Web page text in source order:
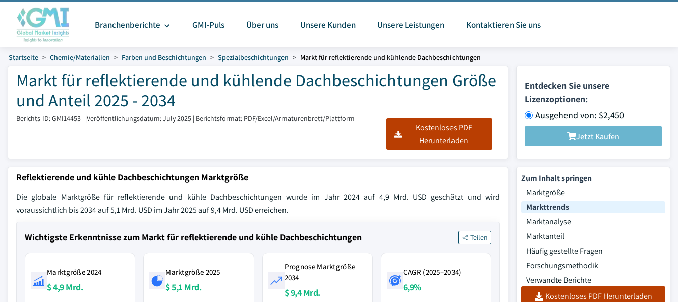
Branchenberichte GMI-Puls Über uns Unsere Kunden Unsere Leistungen Kontaktieren Sie uns
Startseite Chemie/Materialien Farben und Beschichtungen Spezialbeschichtungen Markt für reflektierende und kühlende Dachbeschichtungen
Markt für reflektierende und kühlende Dachbeschichtungen Größe
und Anteil 2025 - 2034
Berichts-ID: GMI14453 |Veröffentlichungsdatum: July 2025 | Berichtsformat: PDF/Excel/Armaturenbrett/Plattform
Kostenloses PDF
Herunterladen
Entdecken Sie unsere
Lizenzoptionen:
Ausgehend von: $2,450
Jetzt Kaufen
Reflektierende und kühle Dachbeschichtungen Marktgröße
Die globale Marktgröße für reflektierende und kühle Dachbeschichtungen wurde im Jahr 2024 auf 4,9 Mrd. USD geschätzt und wird
voraussichtlich bis 2034 auf 5,1 Mrd. USD im Jahr 2025 auf 9,4 Mrd. USD erreichen.
Wichtigste Erkenntnisse zum Markt für reflektierende und kühle Dachbeschichtungen Teilen
Marktgröße 2024
$ 4,9 Mrd.
Marktgröße 2025
$ 5,1 Mrd.
Prognose Marktgröße
2034
$ 9,4 Mrd.
CAGR (2025–2034)
6,9%
Zum Inhalt springen
Marktgröße
Markttrends
Marktanalyse
Marktanteil
Häufig gestellte Fragen
Forschungsmethodik
Verwandte Berichte
Kostenloses PDF Herunterladen